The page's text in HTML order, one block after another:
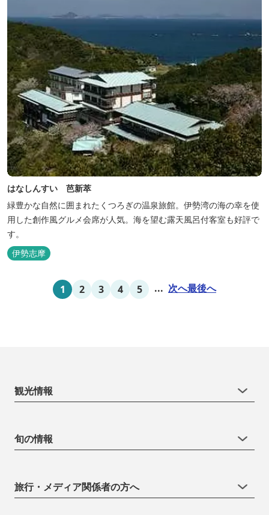
はなしんすい 芭新萃
緑豊かな自然に囲まれたくつろぎの温泉旅館。伊勢湾の海の幸を使
用した創作風グルメ会席が人気。海を望む露天風呂付客室も好評で
す。
伊勢志摩
1 2 3 4 5 ... 次へ最後へ
観光情報
旬の情報
旅行・メディア関係者の方へ